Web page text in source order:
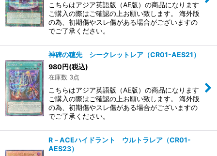
こちらはアジア英語版（AE版）の商品になります
ご購入の際はご確認の上お願い致します。 海外版
の為、初期傷やスレ傷がある場合がございますの
でご了承ください。
神碑の穂先 シークレットレア（CR01-AES21）
980円(税込)
在庫数 3点
こちらはアジア英語版（AE版）の商品になります
ご購入の際はご確認の上お願い致します。 海外版
の為、初期傷やスレ傷がある場合がございますの
でご了承ください。
R－ACEハイドラント ウルトラレア（CR01-
AES23）